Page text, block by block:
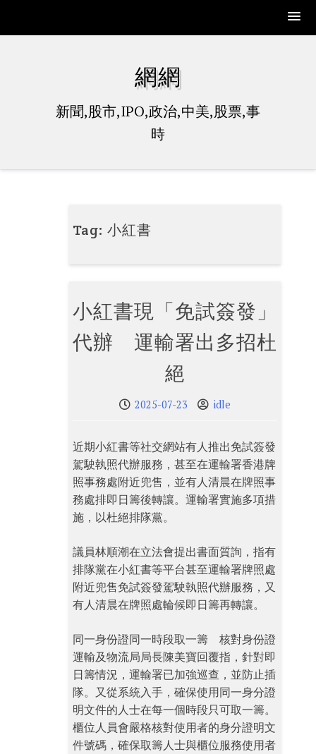
網網
新聞,股市,IPO,政治,中美,股票,事
時
Tag:小紅書
小紅書現「免試簽發」
代辦 運輸署出多招杜
絕
2025-07-23 idle
近期小紅書等社交網站有人推出免試簽發
駕駛執照代辦服務，甚至在運輸署香港牌
照事務處附近兜售，並有人清晨在牌照事
務處排即日籌後轉讓。運輸署實施多項措
施，以杜絕排隊黨。
議員林順潮在立法會提出書面質詢，指有
排隊黨在小紅書等平台甚至運輸署牌照處
附近兜售免試簽發駕駛執照代辦服務，又
有人清晨在牌照處輪候即日籌再轉讓。
同一身份證同一時段取一籌 核對身份證
運輸及物流局局長陳美寶回覆指，針對即
日籌情況，運輸署已加強巡查，並防止插
隊。又從系統入手，確保使用同一身分證
明文件的人士在每一個時段只可取一籌。
櫃位人員會嚴格核對使用者的身分證明文
件號碼，確保取籌人士與櫃位服務使用者